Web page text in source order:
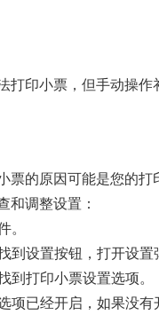
打印小票，但手动操作
票的原因可能是您的打
和调整设置：
到设置按钮，打开设置
到打印小票设置选项。
项已经开启，如果没有